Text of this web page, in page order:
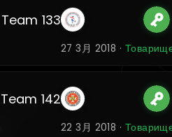
Team 133
27 3月 2018 ·
Team 142
22 3月 2018 ·